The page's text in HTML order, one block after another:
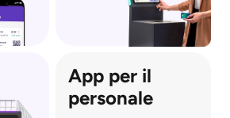
App per il
personale